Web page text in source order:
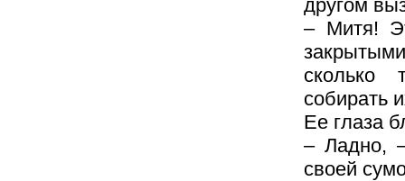
другом
– Митя!
сколько
собирать
Ее глаза
– Ладно,
своей